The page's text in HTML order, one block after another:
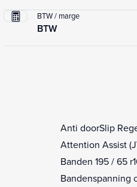
BTW / marge
BTW
Anti doorSlip
Attention Assist
Banden 195 / 65
Bandenspanning